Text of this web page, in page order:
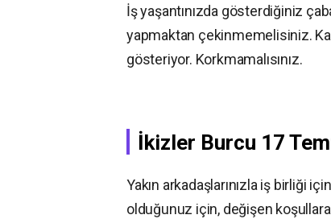
İş yaşantınızda gösterdiğiniz
yapmaktan çekinmemelisiniz.
gösteriyor. Korkmamalısınız.
İkizler Burcu 17
Yakın arkadaşlarınızla iş birliği
olduğunuz için, değişen koşullara